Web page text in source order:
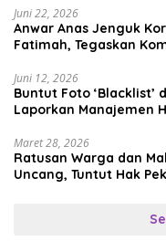
Juni 22, 2026
Anwar Anas Jenguk
Fatimah, Tegaskan
Juni 12, 2026
Buntut Foto ‘Blacklist’
Laporkan Manajemen
Maret 28, 2026
Ratusan Warga dan
Uncang, Tuntut Hak